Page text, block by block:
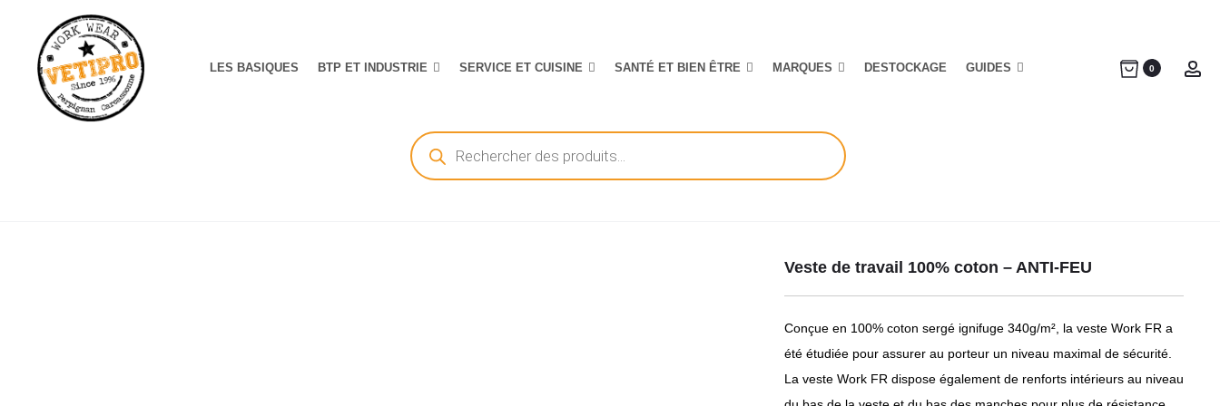
LES BASIQUES BTP ET INDUSTRIE SERVICE ET CUISINE SANTÉ ET BIEN ÊTRE MARQUES DESTOCKAGE GUIDES 0
Recherche
de
produits
Veste de travail 100% coton – ANTI-FEU
Conçue en 100% coton sergé ignifuge 340g/m², la veste Work FR a
été étudiée pour assurer au porteur un niveau maximal de sécurité.
La veste Work FR dispose également de renforts intérieurs au niveau